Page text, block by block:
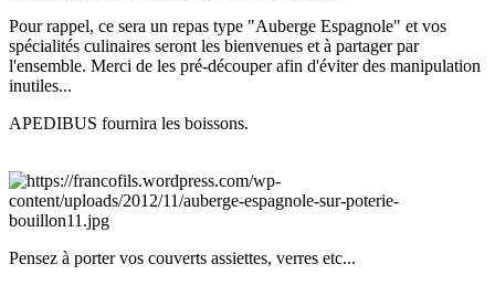
Pour rappel, ce sera un repas type "Auberge Espagnole" et vos
spécialités culinaires seront les bienvenues et à partager par
l'ensemble. Merci de les pré-découper afin d'éviter des manipulation
inutiles...
APEDIBUS fournira les boissons.
Pensez à porter vos couverts assiettes, verres etc...